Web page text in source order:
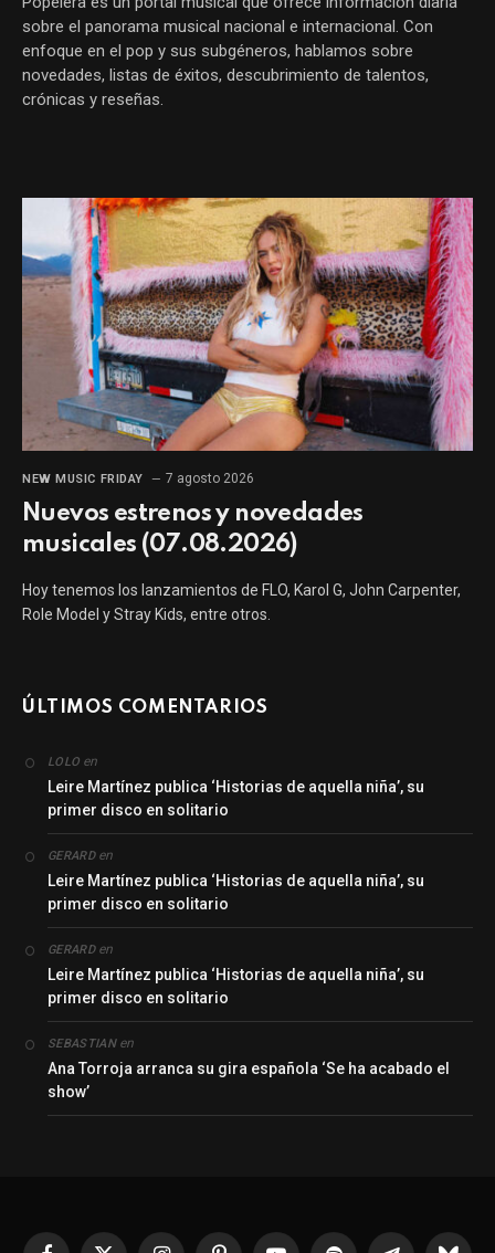
sobre el panorama musical nacional e internacional. Con
enfoque en el pop y sus subgéneros, hablamos sobre
novedades, listas de éxitos, descubrimiento de talentos,
crónicas y reseñas.
NEW MUSIC FRIDAY 7 agosto 2026
Nuevos estrenos y novedades
musicales (07.08.2026)
Hoy tenemos los lanzamientos de FLO, Karol G, John Carpenter,
Role Model y Stray Kids, entre otros.
ÚLTIMOS COMENTARIOS
LOLO en
Leire Martínez publica ‘Historias de aquella niña’, su
primer disco en solitario
GERARDen
Leire Martínez publica ‘Historias de aquella niña’, su
primer disco en solitario
GERARDen
Leire Martínez publica ‘Historias de aquella niña’, su
primer disco en solitario
SEBASTIANen
Ana Torroja arranca su gira española ‘Se ha acabado el
show’